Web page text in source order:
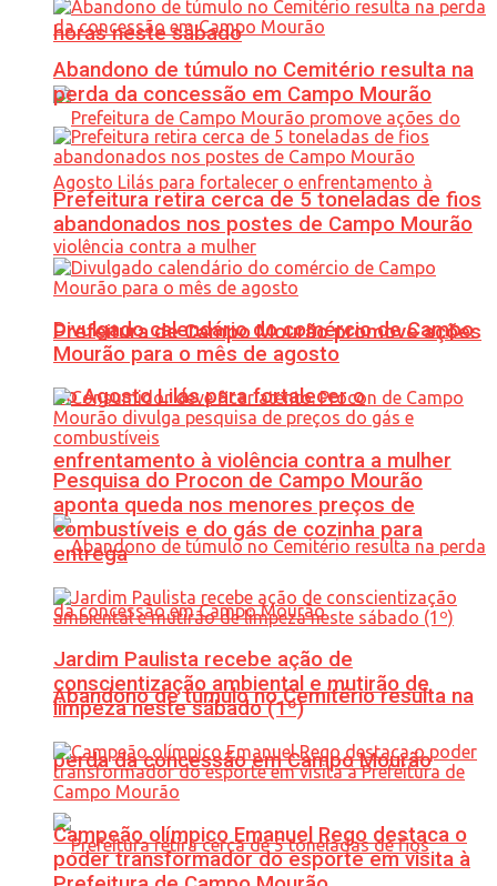
horas neste sábado
Prefeitura de Campo Mourão promove ações
do Agosto Lilás para fortalecer o
enfrentamento à violência contra a mulher
Abandono de túmulo no Cemitério resulta na
perda da concessão em Campo Mourão
Abandono de túmulo no Cemitério resulta na
perda da concessão em Campo Mourão
Prefeitura retira cerca de 5 toneladas de fios
abandonados nos postes de Campo Mourão
Divulgado calendário do comércio de Campo
Mourão para o mês de agosto
Pesquisa do Procon de Campo Mourão
aponta queda nos menores preços de
combustíveis e do gás de cozinha para
entrega
Jardim Paulista recebe ação de
conscientização ambiental e mutirão de
limpeza neste sábado (1º)
Campeão olímpico Emanuel Rego destaca o
poder transformador do esporte em visita à